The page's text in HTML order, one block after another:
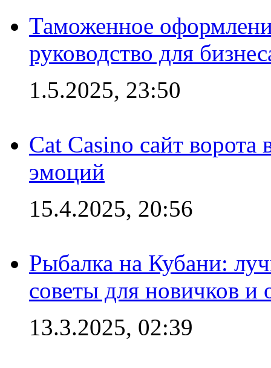
Таможенное
руководство для
1.5.2025, 23:50
Cat Casino сайт
эмоций
15.4.2025, 20:56
Рыбалка на Кубани:
советы для новичков
13.3.2025, 02:39